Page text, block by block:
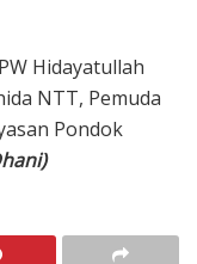
Hidayatullah
NTT, Pemuda
Pondok